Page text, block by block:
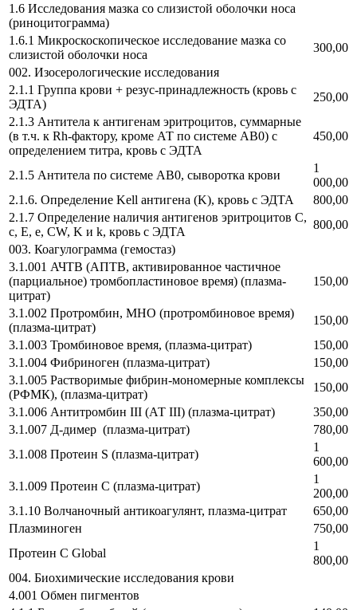
1.6 Исследования мазка со слизистой оболочки носа
(риноцитограмма)
1.6.1 Микроскоскопическое исследование мазка со
слизистой оболочки носа
300,00
002. Изосерологические исследования
2.1.1 Группа крови + резус-принадлежность (кровь с
ЭДТА)
250,00
2.1.3 Антитела к антигенам эритроцитов, суммарные
(в т.ч. к Rh-фактору, кроме АТ по системе AB0) с
определением титра, кровь с ЭДТА
450,00
2.1.5 Антитела по системе AB0, сыворотка крови
1
000,00
2.1.6. Определение Kell антигена (K), кровь с ЭДТА
800,00
2.1.7 Определение наличия антигенов эритроцитов C,
c, E, e, CW, K и k, кровь с ЭДТА
800,00
003. Коагулограмма (гемостаз)
3.1.001 АЧТВ (АПТВ, активированное частичное
(парциальное) тромбопластиновое время) (плазма-
цитрат)
150,00
3.1.002 Протромбин, МНО (протромбиновое время)
(плазма-цитрат)
150,00
3.1.003 Тромбиновое время, (плазма-цитрат)
150,00
3.1.004 Фибриноген (плазма-цитрат)
150,00
3.1.005 Растворимые фибрин-мономерные комплексы
(РФМК), (плазма-цитрат)
150,00
3.1.006 Антитромбин III (АТ III) (плазма-цитрат)
350,00
3.1.007 Д-димер (плазма-цитрат)
780,00
3.1.008 Протеин S (плазма-цитрат)
1
600,00
3.1.009 Протеин С (плазма-цитрат)
1
200,00
3.1.10 Волчаночный антикоагулянт, плазма-цитрат
650,00
Плазминоген
750,00
Протеин С Global
1
800,00
004. Биохимические исследования крови
4.001 Обмен пигментов